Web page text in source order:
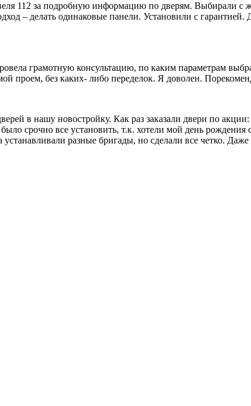
112 за подробную информацию по дверям. Выбирали с
– делать одинаковые панели. Установили с
грамотную консультацию, по каким параметрам
проем, без каких- либо переделок. Я доволен.
в нашу новостройку. Как раз заказали двери по
срочно все установить, т.к. хотели мой день
разные бригады, но сделали все четко.